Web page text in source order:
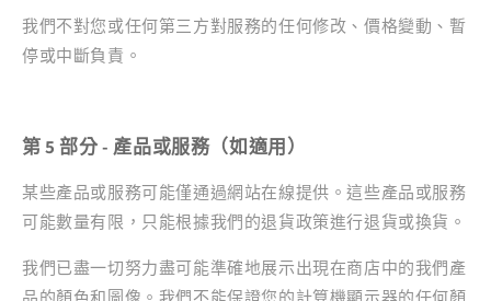
我們不對您或任何第三方對服務的任何修改、價格變動、暫
停或中斷負責。
第 5 部分 - 產品或服務（如適用）
某些產品或服務可能僅通過網站在線提供。這些產品或服務
可能數量有限，只能根據我們的退貨政策進行退貨或換貨。
我們已盡一切努力盡可能準確地展示出現在商店中的我們產